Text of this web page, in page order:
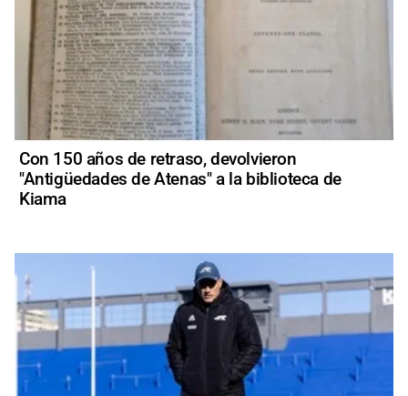
Con 150 años de retraso, devolvieron
"Antigüedades de Atenas" a la biblioteca de
Kiama